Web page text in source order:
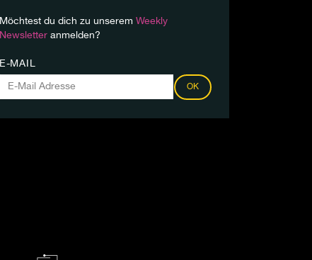
Möchtest du dich zu unserem Weekly
Newsletter anmelden?
E-MAIL
OK